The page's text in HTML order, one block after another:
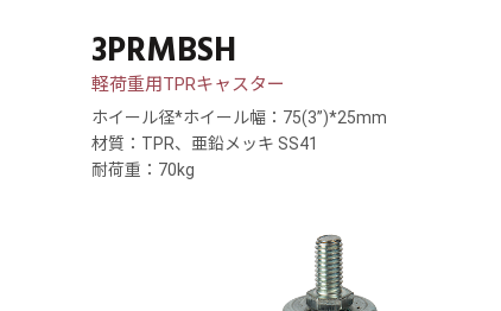
3PRMBSH
軽荷重用TPRキャスター
ホイール径*ホイール幅：75(3”)*25mm
材質：TPR、亜鉛メッキ SS41
耐荷重：70kg